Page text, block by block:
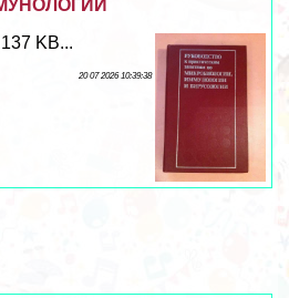
KB...
20 07 2026 10:39:38